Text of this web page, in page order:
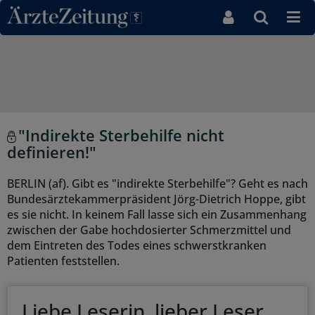
Direkt zum Inhaltsbereich
"Indirekte Sterbehilfe nicht
definieren!"
BERLIN (af). Gibt es "indirekte Sterbehilfe"? Geht es nach
Bundesärztekammerpräsident Jörg-Dietrich Hoppe, gibt
es sie nicht. In keinem Fall lasse sich ein Zusammenhang
zwischen der Gabe hochdosierter Schmerzmittel und
dem Eintreten des Todes eines schwerstkranken
Patienten feststellen.